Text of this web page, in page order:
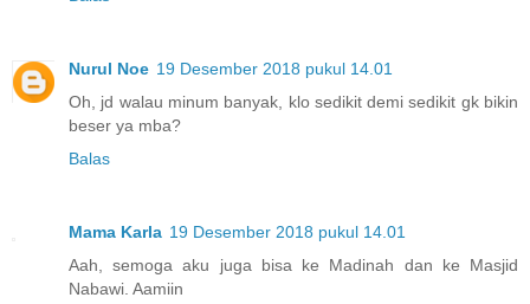
Nurul Noe 19 Desember 2018 pukul 14.01
Oh, jd walau minum banyak, klo sedikit demi sedikit gk bikin
beser ya mba?
Balas
Mama Karla 19 Desember 2018 pukul 14.01
Aah, semoga aku juga bisa ke Madinah dan ke Masjid
Nabawi. Aamiin